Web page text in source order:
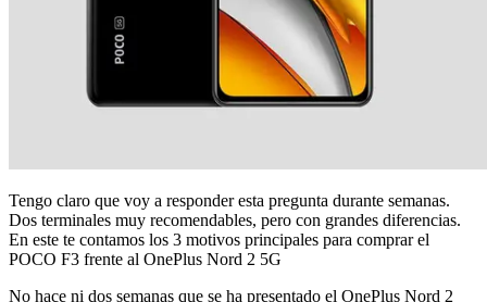
Tengo claro que voy a responder esta pregunta durante semanas.
Dos terminales muy recomendables, pero con grandes diferencias.
En este te contamos los 3 motivos principales para comprar el
POCO F3 frente al OnePlus Nord 2 5G
No hace ni dos semanas que se ha presentado el OnePlus Nord 2